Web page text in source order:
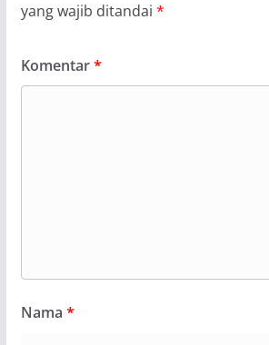
yang wajib ditandai *
Komentar*
Nama *